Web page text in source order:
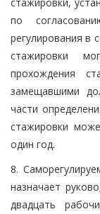
по
регулирования в
стажировки
прохождения
замещавшими
части
стажировки
один год.
8.
назначает
двадцать